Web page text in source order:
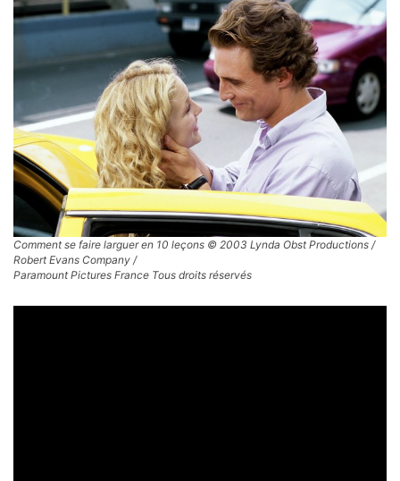
Comment se faire larguer en 10 leçons © 2003 Lynda Obst Productions /
Robert Evans Company /
Paramount Pictures France Tous droits réservés